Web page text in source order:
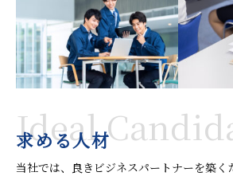
求める人材
Ideal
当社では、良きビジネスパートナーを築く